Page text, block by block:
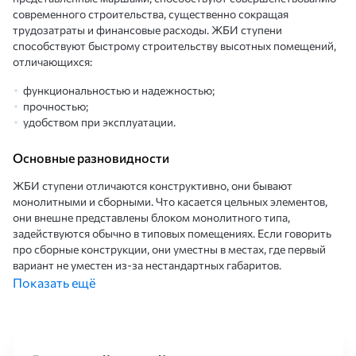
современного строительства, существенно сокращая
трудозатраты и финансовые расходы. ЖБИ ступени
способствуют быстрому строительству высотных помещений,
отличающихся:
функциональностью и надежностью;
прочностью;
удобством при эксплуатации.
Основные разновидности
ЖБИ ступени отличаются конструктивно, они бывают
монолитными и сборными. Что касается цельных элементов,
они внешне представлены блоком монолитного типа,
задействуются обычно в типовых помещениях. Если говорить
про сборные конструкции, они уместны в местах, где первый
вариант не уместен из-за нестандартных габаритов.
Существуют также ступени на тетивах или косоурах. Их
Показать ещё